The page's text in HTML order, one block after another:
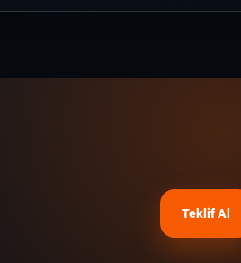
Teklif Al